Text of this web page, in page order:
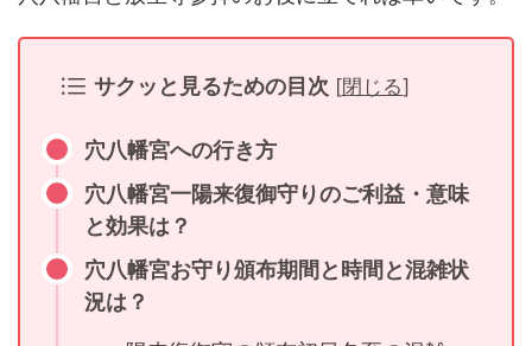
サクッと見るための目次 [閉じる]
穴八幡宮への行き方
穴八幡宮一陽来復御守りのご利益・意味
と効果は？
穴八幡宮お守り頒布期間と時間と混雑状
況は？